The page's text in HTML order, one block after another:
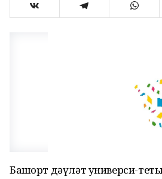
Башҡорт дәүләт универси-